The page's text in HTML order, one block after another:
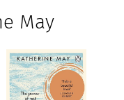
May